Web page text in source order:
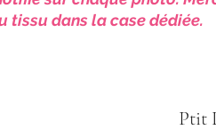
tissu dans la case dédiée.
Ptit